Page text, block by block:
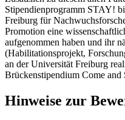
Stipendienprogramm STAY!
Freiburg für
Promotion eine
aufgenommen haben und ihr
(Habilitationsprojekt,
an der Universität Freiburg
Brückenstipendium Come
Hinweise zur